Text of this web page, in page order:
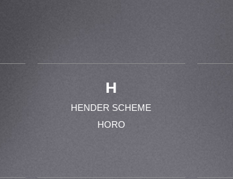
H
HENDER SCHEME
HORO